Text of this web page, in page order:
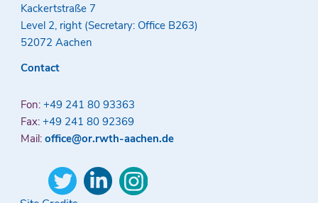
Kackertstraße 7
Level 2, right (Secretary: Office B263)
52072 Aachen
Contact
Fon: +49 241 80 93363
Fax: +49 241 80 92369
Mail: office@or.rwth-aachen.de